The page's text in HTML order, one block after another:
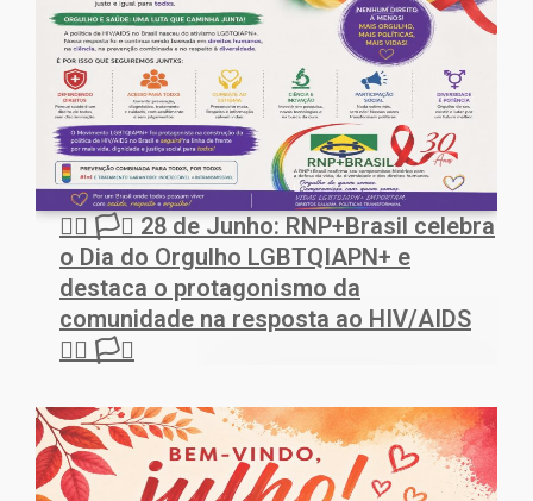
🏳️‍🌈 🏳️‍⚧️ 28 de Junho: RNP+Brasil celebra
o Dia do Orgulho LGBTQIAPN+ e
destaca o protagonismo da
comunidade na resposta ao HIV/AIDS
🏳️‍🌈 🏳️‍⚧️